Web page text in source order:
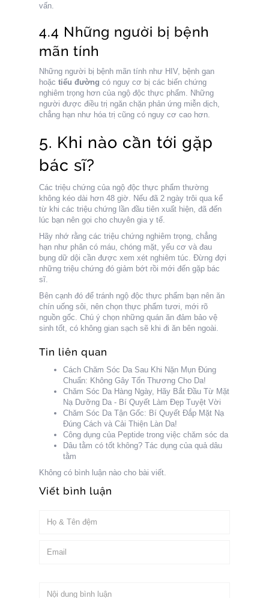
vấn.
4.4 Những người bị bệnh
mãn tính
Những người bị bệnh mãn tính như HIV, bệnh gan
hoặc tiểu đường có nguy cơ bị các biến chứng
nghiêm trọng hơn của ngộ độc thực phẩm. Những
người được điều trị ngăn chặn phản ứng miễn dịch,
chẳng hạn như hóa trị cũng có nguy cơ cao hơn.
5. Khi nào cần tới gặp
bác sĩ?
Các triệu chứng của ngộ độc thực phẩm thường
không kéo dài hơn 48 giờ. Nếu đã 2 ngày trôi qua kể
từ khi các triệu chứng lần đầu tiên xuất hiện, đã đến
lúc bạn nên gọi cho chuyên gia y tế.
Hãy nhớ rằng các triệu chứng nghiêm trọng, chẳng
hạn như phân có máu, chóng mặt, yếu cơ và đau
bụng dữ dội cần được xem xét nghiêm túc. Đừng đợi
những triệu chứng đó giảm bớt rồi mới đến gặp bác
sĩ.
Bên cạnh đó để tránh ngộ độc thực phẩm bạn nên ăn
chín uống sôi, nên chọn thực phẩm tươi, mới rõ
nguồn gốc. Chú ý chọn những quán ăn đảm bảo vệ
sinh tốt, có không gian sạch sẽ khi đi ăn bên ngoài.
Tin liên quan
Cách Chăm Sóc Da Sau Khi Nặn Mụn Đúng
Chuẩn: Không Gây Tổn Thương Cho Da!
Chăm Sóc Da Hàng Ngày, Hãy Bắt Đầu Từ Mặt
Nạ Dưỡng Da - Bí Quyết Làm Đẹp Tuyệt Vời
Chăm Sóc Da Tận Gốc: Bí Quyết Đắp Mặt Nạ
Đúng Cách và Cải Thiện Làn Da!
Công dụng của Peptide trong việc chăm sóc da
Dâu tằm có tốt không? Tác dụng của quả dâu
tằm
Không có bình luận nào cho bài viết.
Viết bình luận